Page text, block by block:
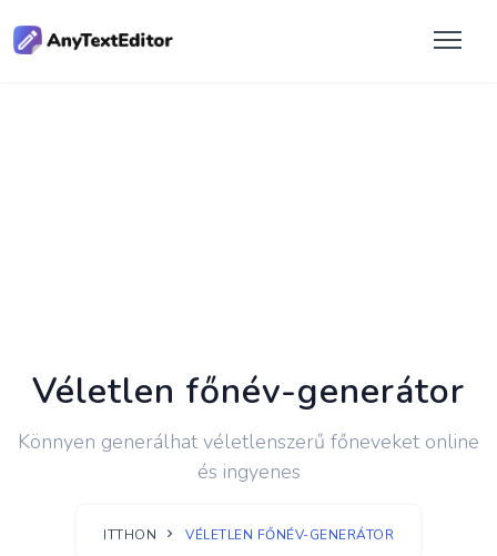
Véletlen főnév-generátor
Könnyen generálhat véletlenszerű főneveket online
és ingyenes
ITTHON VÉLETLEN FŐNÉV-GENERÁTOR